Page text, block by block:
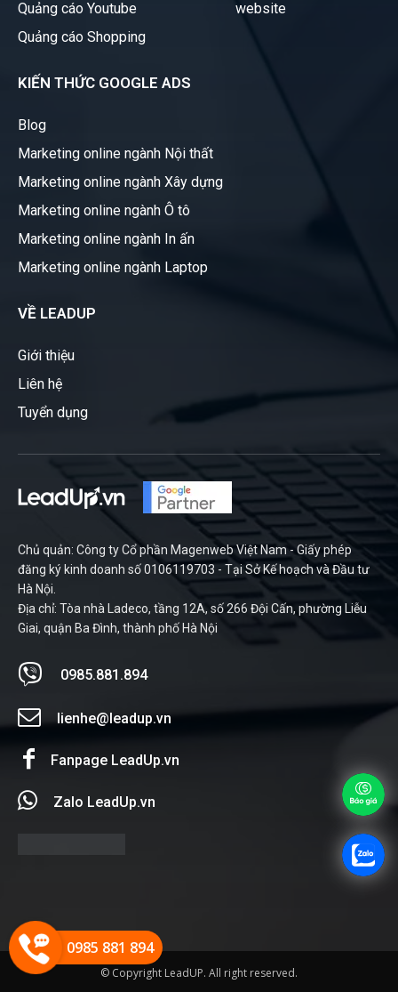
Quảng cáo Youtube
Quảng cáo Shopping
website
KIẾN THỨC GOOGLE ADS
Blog
Marketing online ngành Nội thất
Marketing online ngành Xây dựng
Marketing online ngành Ô tô
Marketing online ngành In ấn
Marketing online ngành Laptop
VỀ LEADUP
Giới thiệu
Liên hệ
Tuyển dụng
Chủ quản: Công ty Cổ phần Magenweb Việt Nam - Giấy phép
đăng ký kinh doanh số 0106119703 - Tại Sở Kế hoạch và Đầu tư
Hà Nội.
Địa chỉ: Tòa nhà Ladeco, tầng 12A, số 266 Đội Cấn, phường Liễu
Giai, quận Ba Đình, thành phố Hà Nội
0985.881.894
lienhe@leadup.vn
Fanpage LeadUp.vn
Zalo LeadUp.vn
© Copyright LeadUP. All right reserved.
0985 881 894